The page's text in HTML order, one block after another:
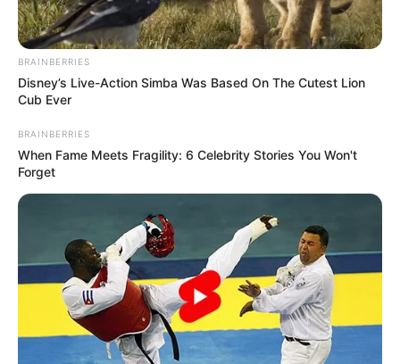
bySzerző • April 2, 2026
BRAINBERRIES
Disney’s Live-Action Simba Was Based On The Cutest Lion
Cub Ever
BRAINBERRIES
When Fame Meets Fragility: 6 Celebrity Stories You Won't
Forget